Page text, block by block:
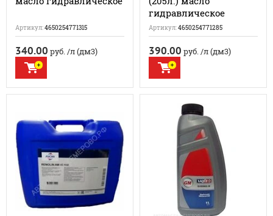
Артикул:4650254771315
340.00 руб./л (дм3)
гидравлическое
Артикул:4650254771285
390.00 руб./л (дм3)